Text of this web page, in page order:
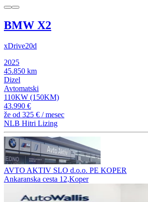
BMW X2
xDrive20d
2025
45.850 km
Dizel
Avtomatski
110KW (150KM)
43.990 €
že od 325 € / mesec
NLB Hitri Lizing
AVTO AKTIV SLO d.o.o. PE KOPER
Ankaranska cesta 12,Koper